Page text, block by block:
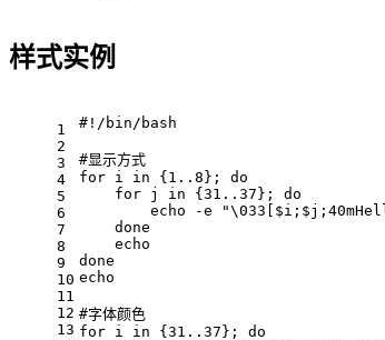
样式实例
1
2
3
4
5
6
7
8
9
10
11
12
13
#!/bin/bash
#显示方式
for i in {1..8}; do
for j in {31..37}; do
echo -e "\033[ $i ; $j
done
echo
done
echo
#字体颜色
for i in {31..37}; do